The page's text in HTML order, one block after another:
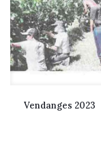
Vendanges 2023